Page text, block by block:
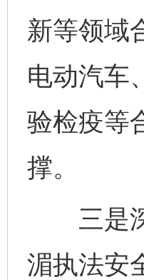
新等领域
电动汽车
验检疫等
撑。
三是深
湄执法安